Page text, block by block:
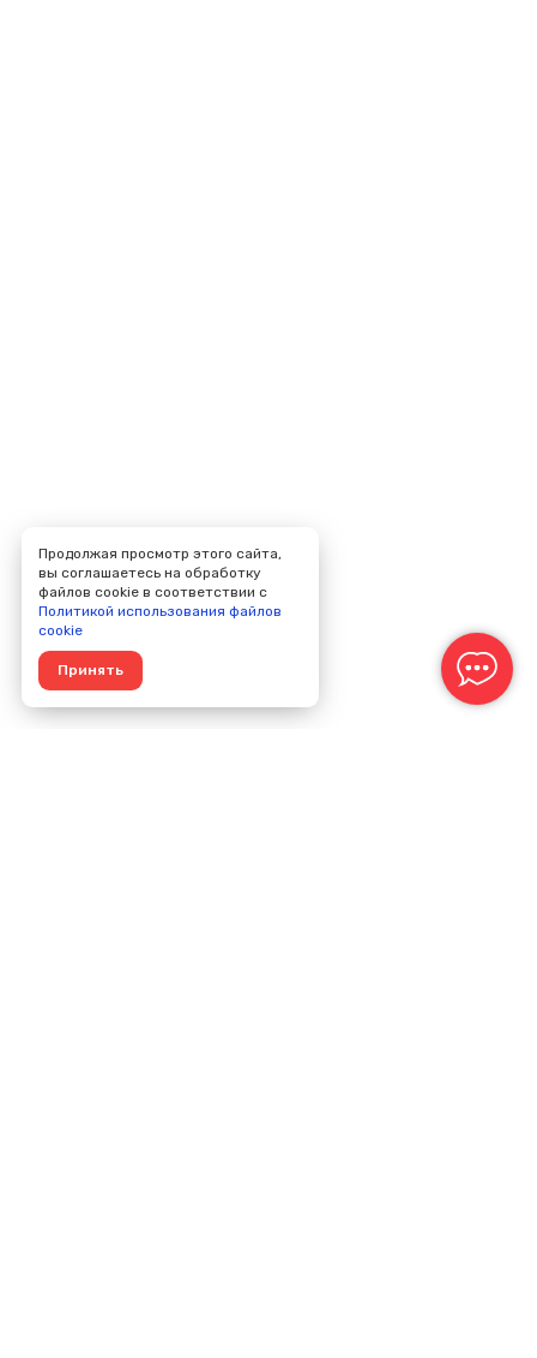
Продолжая просмотр этого сайта,
вы соглашаетесь на обработку
файлов cookie в соответствии с
Политикой использования файлов
cookie
Принять